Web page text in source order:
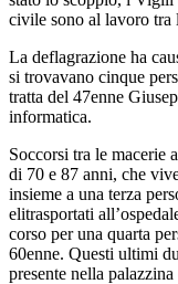
civile sono al lavoro tra
La deflagrazione ha
si trovavano cinque
tratta del 47enne
informatica.
Soccorsi tra le macerie
di 70 e 87 anni, che
insieme a una terza
elitrasportati
corso per una quarta
60enne. Questi ultimi
presente nella